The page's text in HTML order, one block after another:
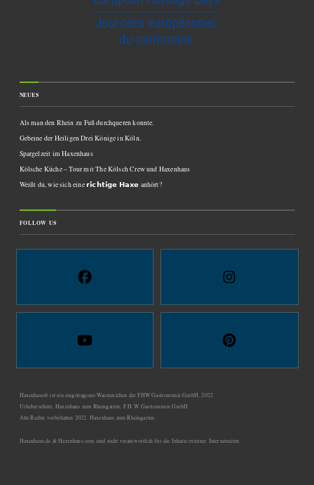
NEUES
Als man den Rhein zu Fuß durchqueren konnte.
Gebeine der Heiligen Drei Könige in Köln.
Spargelzeit im Haxenhaus
Kölsche Küche – Tour mit The Kölsch Crew und Haxenhaus
Weißt du, wie sich eine 𝗿𝗶𝗰𝗵𝘁𝗶𝗴𝗲 𝗛𝗮𝘅𝗲 anhört?
FOLLOW US
Haxenhaus® ist ein eingetragenes Warenzeichen der FHW Gastronomie GmbH, 2022
Urheberschutz, Haxenhaus zum Rheingarten, F.H.W. Gastronomie GmbH
Alle Rechte vorbehalten 2022. Haxenhaus zum Rheingarten.
Haxenhaus.de & Haxenhaus.com sind nicht verantwortlich für die Inhalte externer Internetseiten.